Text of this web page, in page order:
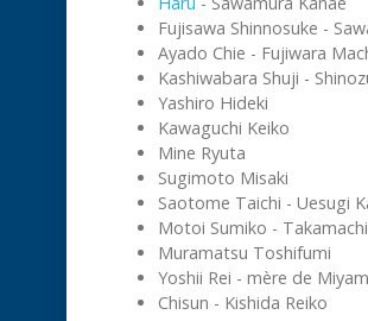
Fujisawa Shinnosuke -
Ayado Chie - Fujiwara
Kashiwabara Shuji -
Yashiro Hideki
Kawaguchi Keiko
Mine Ryuta
Sugimoto Misaki
Saotome Taichi - Uesugi
Motoi Sumiko -
Muramatsu Toshifumi
Yoshii Rei - mère de
Chisun - Kishida Reiko